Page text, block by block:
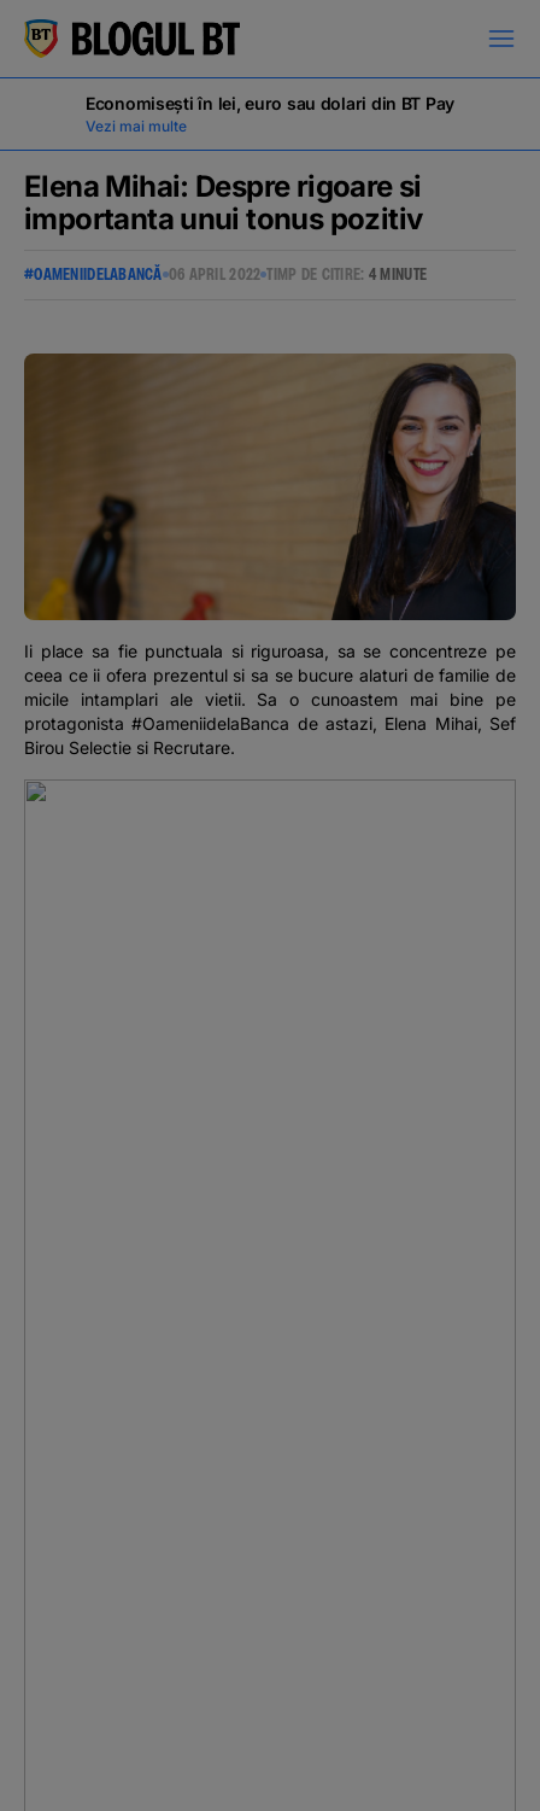
кириллица
Campanii
Podcast
The MacRO Zone
Pentru antreprenori
Banking, pe relaxare
Economisești în lei, euro sau dolari din BT Pay
Vezi mai multe
Elena Mihai: Despre rigoare si
importanta unui tonus pozitiv
#OAMENIIDELABANCĂ 06 APRIL 2022 TIMP DE CITIRE: 4 MINUTE
Ii place sa fie punctuala si riguroasa, sa se concentreze pe
ceea ce ii ofera prezentul si sa se bucure alaturi de familie de
micile intamplari ale vietii. Sa o cunoastem mai bine pe
protagonista #OameniidelaBanca de astazi, Elena Mihai, Sef
Birou Selectie si Recrutare.